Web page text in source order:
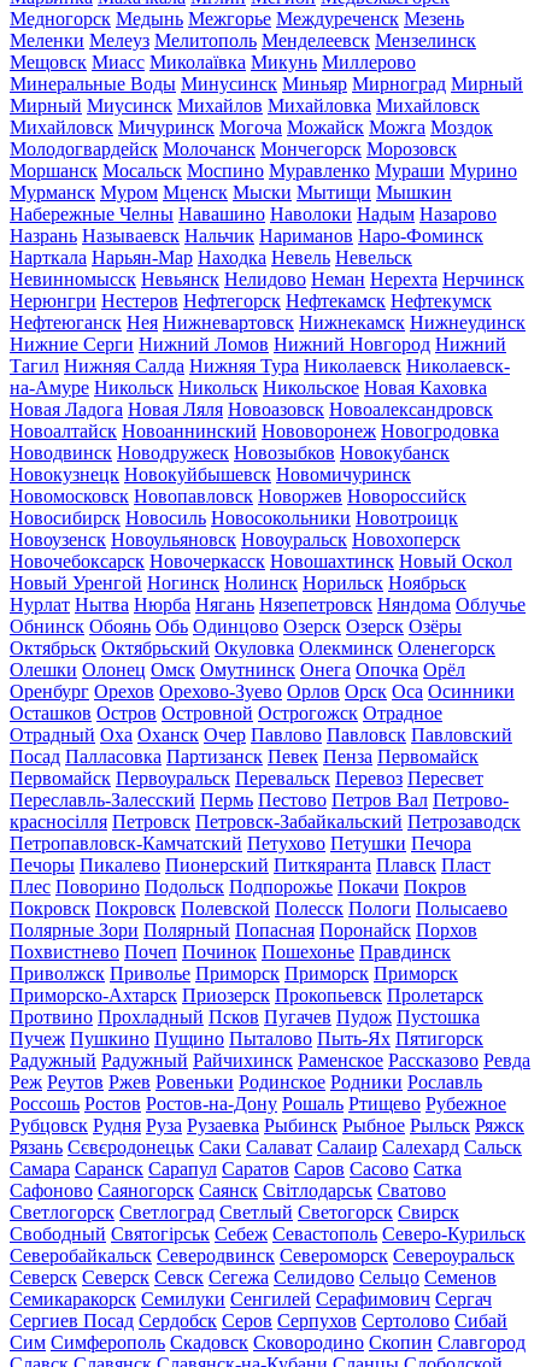
Медногорск Медынь Межгорье Междуреченск Мезень
Меленки Мелеуз Мелитополь Менделеевск Мензелинск
Мещовск Миасс Миколаївка Микунь Миллерово
Минеральные Воды Минусинск Миньяр Мирноград Мирный
Мирный Миусинск Михайлов Михайловка Михайловск
Михайловск Мичуринск Могоча Можайск Можга Моздок
Молодогвардейск Молочанск Мончегорск Морозовск
Моршанск Мосальск Моспино Муравленко Мураши Мурино
Мурманск Муром Мценск Мыски Мытищи Мышкин
Набережные Челны Навашино Наволоки Надым Назарово
Назрань Называевск Нальчик Нариманов Наро-Фоминск
Нарткала Нарьян-Мар Находка Невель Невельск
Невинномысск Невьянск Нелидово Неман Нерехта Нерчинск
Нерюнгри Нестеров Нефтегорск Нефтекамск Нефтекумск
Нефтеюганск Нея Нижневартовск Нижнекамск Нижнеудинск
Нижние Серги Нижний Ломов Нижний Новгород Нижний
Тагил Нижняя Салда Нижняя Тура Николаевск Николаевск-
на-Амуре Никольск Никольск Никольское Новая Каховка
Новая Ладога Новая Ляля Новоазовск Новоалександровск
Новоалтайск Новоаннинский Нововоронеж Новогродовка
Новодвинск Новодружеск Новозыбков Новокубанск
Новокузнецк Новокуйбышевск Новомичуринск
Новомосковск Новопавловск Новоржев Новороссийск
Новосибирск Новосиль Новосокольники Новотроицк
Новоузенск Новоульяновск Новоуральск Новохоперск
Новочебоксарск Новочеркасск Новошахтинск Новый Оскол
Новый Уренгой Ногинск Нолинск Норильск Ноябрьск
Нурлат Нытва Нюрба Нягань Нязепетровск Няндома Облучье
Обнинск Обоянь Обь Одинцово Озерск Озерск Озёры
Октябрьск Октябрьский Окуловка Олекминск Оленегорск
Олешки Олонец Омск Омутнинск Онега Опочка Орёл
Оренбург Орехов Орехово-Зуево Орлов Орск Оса Осинники
Осташков Остров Островной Острогожск Отрадное
Отрадный Оха Оханск Очер Павлово Павловск Павловский
Посад Палласовка Партизанск Певек Пенза Первомайск
Первомайск Первоуральск Перевальск Перевоз Пересвет
Переславль-Залесский Пермь Пестово Петров Вал Петрово-
красносілля Петровск Петровск-Забайкальский Петрозаводск
Петропавловск-Камчатский Петухово Петушки Печора
Печоры Пикалево Пионерский Питкяранта Плавск Пласт
Плес Поворино Подольск Подпорожье Покачи Покров
Покровск Покровск Полевской Полесск Пологи Полысаево
Полярные Зори Полярный Попасная Поронайск Порхов
Похвистнево Почеп Починок Пошехонье Правдинск
Приволжск Приволье Приморск Приморск Приморск
Приморско-Ахтарск Приозерск Прокопьевск Пролетарск
Протвино Прохладный Псков Пугачев Пудож Пустошка
Пучеж Пушкино Пущино Пыталово Пыть-Ях Пятигорск
Радужный Радужный Райчихинск Раменское Рассказово Ревда
Реж Реутов Ржев Ровеньки Родинское Родники Рославль
Россошь Ростов Ростов-на-Дону Рошаль Ртищево Рубежное
Рубцовск Рудня Руза Рузаевка Рыбинск Рыбное Рыльск Ряжск
Рязань Сєвєродонецьк Саки Салават Салаир Салехард Сальск
Самара Саранск Сарапул Саратов Саров Сасово Сатка
Сафоново Саяногорск Саянск Світлодарськ Сватово
Светлогорск Светлоград Светлый Светогорск Свирск
Свободный Святогірськ Себеж Севастополь Северо-Курильск
Северобайкальск Северодвинск Североморск Североуральск
Северск Северск Севск Сегежа Селидово Сельцо Семенов
Семикаракорск Семилуки Сенгилей Серафимович Сергач
Сергиев Посад Сердобск Серов Серпухов Сертолово Сибай
Сим Симферополь Скадовск Сковородино Скопин Славгород